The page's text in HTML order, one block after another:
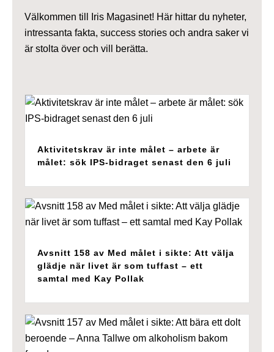
Välkommen till Iris Magasinet! Här hittar du nyheter,
intressanta fakta, success stories och andra saker vi
är stolta över och vill berätta.
Aktivitetskrav är inte målet – arbete är
målet: sök IPS-bidraget senast den 6 juli
Avsnitt 158 av Med målet i sikte: Att välja
glädje när livet är som tuffast – ett
samtal med Kay Pollak